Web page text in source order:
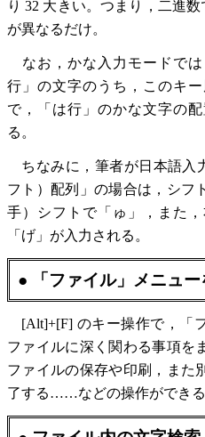
り 32 大きい。つまり，二進数
が異なるだけ。
なお，かな入力モードで
行」の文字のうち，このキ
で，「は行」のかな文字の
る。
ちなみに，筆者が日本語入
フト）配列」の場合は，シフ
手）シフトで「ゅ」，また
「げ」が入力される。
● 「ファイル」メニュー
[Alt]+[F] のキー操作で，「
ファイルに深く関わる事項を
ファイルの保存や印刷，また
了する……などの操作ができる